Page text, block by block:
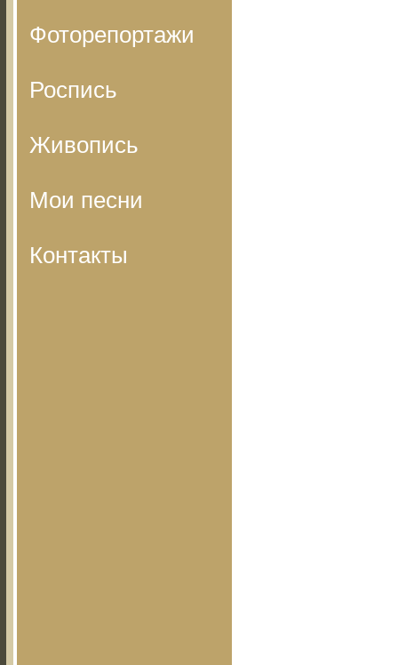
Фоторепортажи
Роспись
Живопись
Мои песни
Контакты